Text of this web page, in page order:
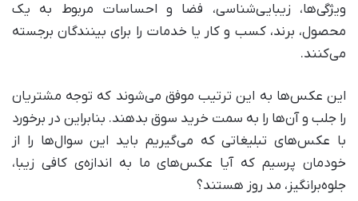
ویژگی‌ها، زیبایی‌شناسی، فضا و احساسات مربوط به یک
محصول، برند، کسب و کار یا خدمات را برای بینندگان برجسته
می‌کنند.
این عکس‌ها به این ترتیب موفق می‌شوند که توجه مشتریان
را جلب و آن‌ها را به سمت خرید سوق بدهند. بنابراین در برخورد
با عکس‌های تبلیغاتی که می‌گیریم باید این سوال‌ها را از
خودمان پرسیم که آیا عکس‌های ما به اندازه‌ی کافی زیبا،
جلوه‌برانگیز، مد روز هستند؟